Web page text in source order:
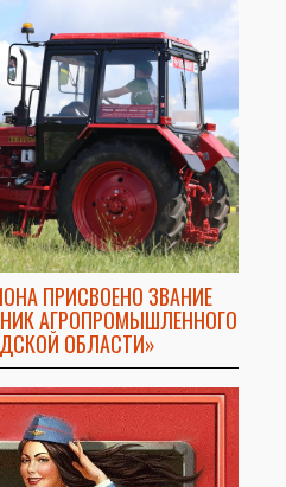
ПРИСВОЕНО ЗВАНИЕ
АГРОПРОМЫШЛЕННОГО
ОБЛАСТИ»